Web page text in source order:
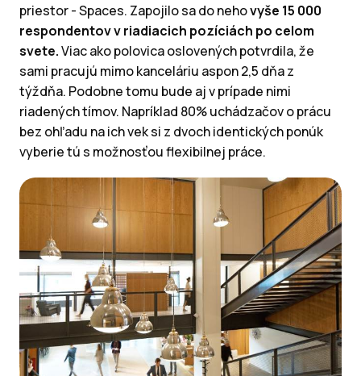
priestor - Spaces. Zapojilo sa do nehovyše 15 000
respondentov v riadiacich pozíciách po celom
svete.Viac ako polovica oslovených potvrdila, že
sami pracujú mimo kanceláriu aspon 2,5 dňa z
týždňa. Podobne tomu bude aj v prípade nimi
riadených tímov. Napríklad 80% uchádzačov o prácu
bez ohľadu na ich vek si z dvoch identických ponúk
vyberie tú s možnosťou flexibilnej práce.